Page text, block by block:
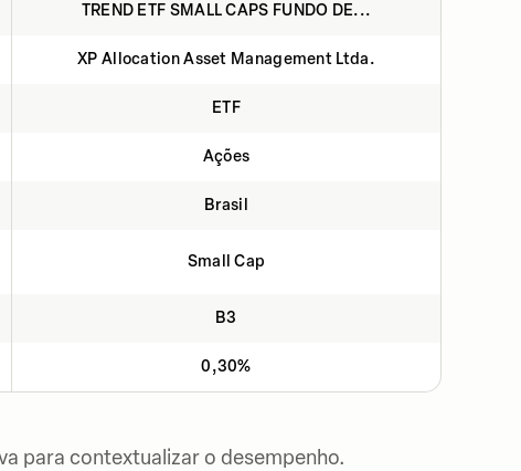
TREND ETF SMALL CAPS FUNDO DE...
XP Allocation Asset Management Ltda.
ETF
Ações
Brasil
Small Cap
B3
0,30%
para contextualizar o desempenho.